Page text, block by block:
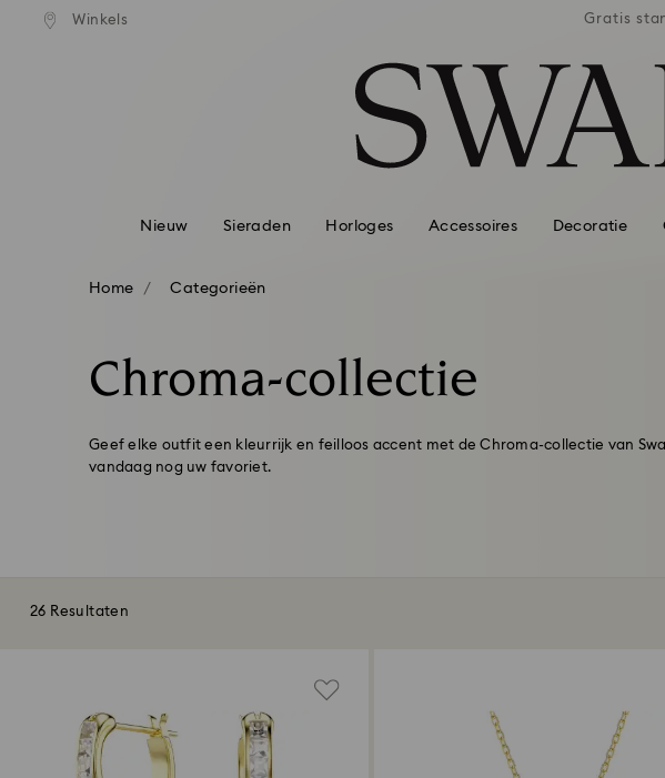
Lijst met toegangscodes
Winkels vanaf EUR 99 Gratis
Nieuw Sieraden Horloges Accessoires Decoratie
Home Categorieën
Chroma-collectie
Geef elke outfit een kleurrijk en feilloos accent met de Chroma-collectie van
vandaag nog uw favoriet.
26 Resultaten